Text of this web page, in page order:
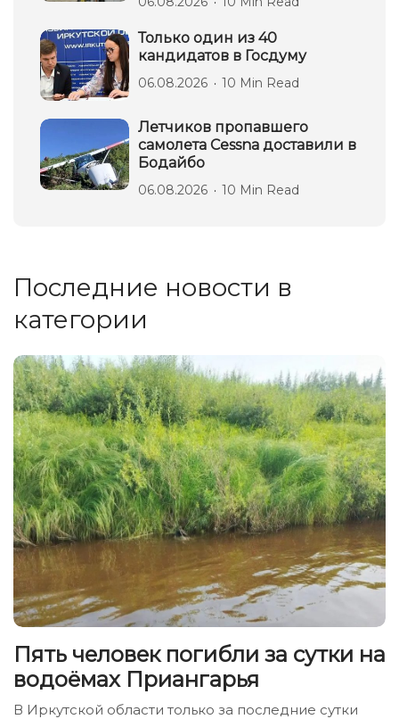
Только один из 40
кандидатов в Госдуму
06.08.2026 10 Min Read
Летчиков пропавшего
самолета Cessna доставили в
Бодайбо
06.08.2026 10 Min Read
Последние новости в
категории
Пять человек погибли за сутки на
водоёмах Приангарья
В Иркутской области только за последние сутки